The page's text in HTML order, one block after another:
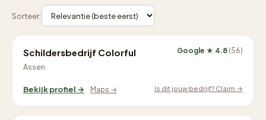
Sorteer:
Schildersbedrijf Colorful
Assen
Google ★ 4.8 (56)
Bekijk profiel → Maps → Is dit jouw bedrijf? Claim →